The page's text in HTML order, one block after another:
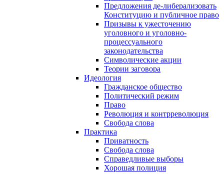
Предложения де-либерализовать
Конституцию и публичное право
Призывы к ужесточению
уголовного и уголовно-
процессуального
законодательства
Символические акции
Теории заговора
Идеология
Гражданское общество
Политический режим
Право
Революция и контрреволюция
Свобода слова
Практика
Приватность
Свобода слова
Справедливые выборы
Хорошая полиция